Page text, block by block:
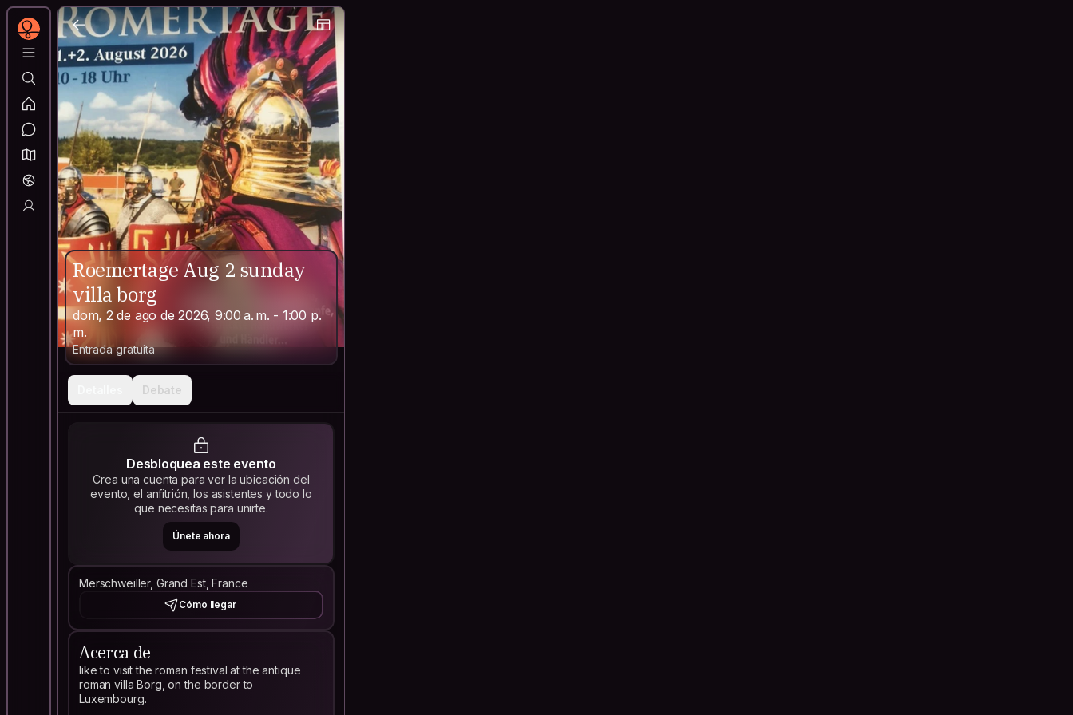
Roemertage Aug 2 sunday
villa borg
dom, 2 de ago de 2026, 9:00 a. m. - 1:00 p.
m.
Entrada gratuita
Debate
Desbloquea este evento
Crea una cuenta para ver la ubicación del
evento, el anfitrión, los asistentes y todo lo
que necesitas para unirte.
Únete ahora
Merschweiller, Grand Est, France
Cómo llegar
Acerca de
like to visit the roman festival at the antique
roman villa Borg, on the border to
Luxembourg.